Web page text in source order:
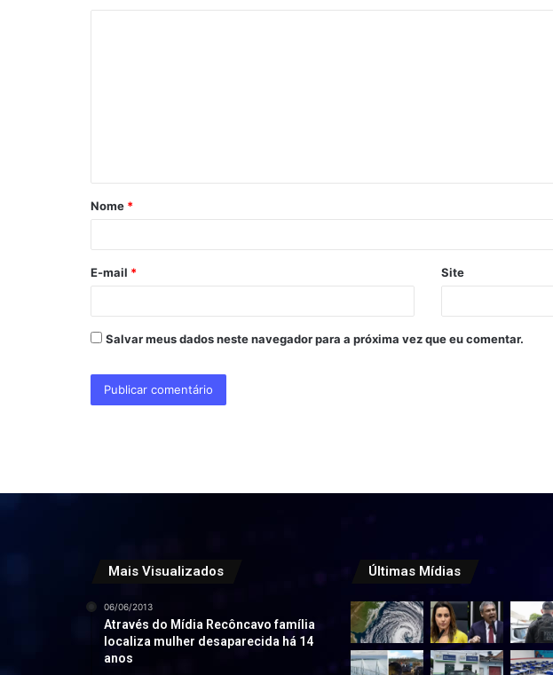
á
r
*
Nome *
E-mail * Site
Salvar meus dados neste navegador para a próxima vez que eu comentar.
Mais Visualizados
06/06/2013
Através do Mídia Recôncavo família
localiza mulher desaparecida há 14
anos
Últimas Mídias